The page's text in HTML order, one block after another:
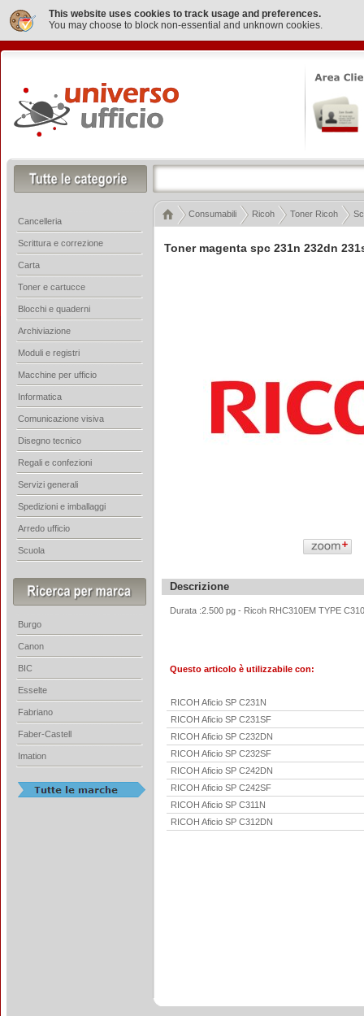
This website uses cookies to track usage and preferences.
You may choose to block non-essential and unknown cookies.
Toner magenta spc 231n 232dn
Descrizione
Durata :2.500 pg - Ricoh RHC310EM TYPE
Questo articolo è utilizzabile con:
RICOH Aficio SP C231N
RICOH Aficio SP C231SF
RICOH Aficio SP C232DN
RICOH Aficio SP C232SF
RICOH Aficio SP C242DN
RICOH Aficio SP C242SF
RICOH Aficio SP C311N
RICOH Aficio SP C312DN
Consumabili Ricoh Toner Ricoh
Cancelleria
Scrittura e correzione
Carta
Toner e cartucce
Blocchi e quaderni
Archiviazione
Moduli e registri
Macchine per ufficio
Informatica
Comunicazione visiva
Disegno tecnico
Regali e confezioni
Servizi generali
Spedizioni e imballaggi
Arredo ufficio
Scuola
Burgo
Canon
BIC
Esselte
Fabriano
Faber-Castell
Imation